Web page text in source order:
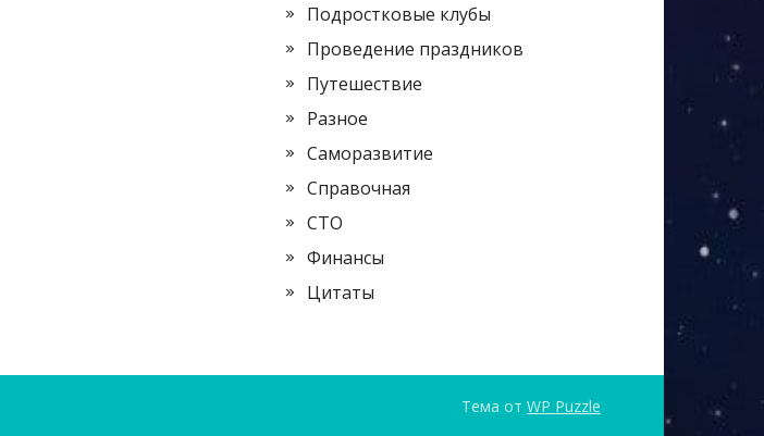
Подростковые клубы
Проведение праздников
Путешествие
Разное
Саморазвитие
Справочная
СТО
Финансы
Цитаты
Тема от WP Puzzle